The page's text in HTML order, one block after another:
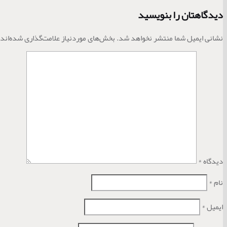
دیدگاهتان را بنویسید
نشانی ایمیل شما منتشر نخواهد شد.بخش‌های موردنیاز علامت‌گذاری
دیدگاه*
نام*
ایمیل*